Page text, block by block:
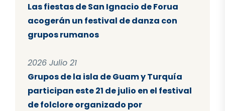
Las fiestas de San Ignacio de Forua
acogerán un festival de danza con
grupos rumanos
2026 Julio 21
Grupos de la isla de Guam y Turquía
participan este 21 de julio en el festival
de folclore organizado por